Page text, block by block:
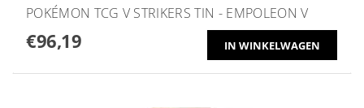
POKÉMON TCG V STRIKERS TIN - EMPOLEON V
€96,19